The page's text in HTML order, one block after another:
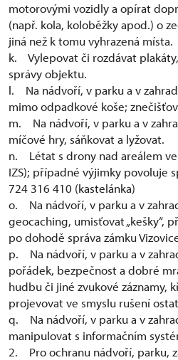
motorovými vozidly a opírat
(např. kola, koloběžky apod.) o
jiná než k tomu vyhrazená místa.
k. Vylepovat či rozdávat
správy objektu.
l. Na nádvoří, v parku a v
mimo odpadkové koše;
m. Na nádvoří, v parku a v
míčové hry, sáňkovat a lyžovat.
n. Létat s drony nad areálem ve
IZS); případné výjimky povoluje
724 316 410 (kastelánka)
o. Na nádvoří, v parku a v
geocaching, umisťovat „kešky“,
po dohodě správa zámku
p. Na nádvoří, v parku a v
pořádek, bezpečnost a dobré
hudbu či jiné zvukové záznamy,
projevovat ve smyslu rušení
q. Na nádvoří, v parku a v
manipulovat s informačním
2. Pro ochranu nádvoří, parku,